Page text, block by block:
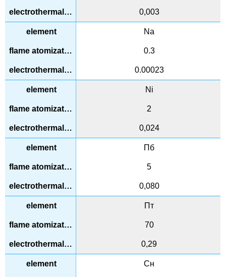
0,003
Na
0.3
0.00023
Ni
2
0,024
Пб
5
0,080
Пт
70
0,29
Сн